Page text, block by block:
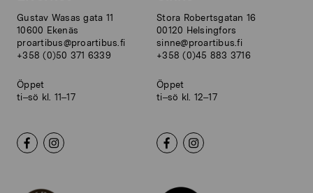
Gustav Wasas gata 11
10600 Ekenäs
proartibus@proartibus.fi
+358 (0)50 371 6339
Öppet
ti–sö kl. 11–17
Stora Robertsgatan 16
00120 Helsingfors
sinne@proartibus.fi
+358 (0)45 883 3716
Öppet
ti–sö kl. 12–17